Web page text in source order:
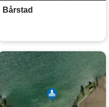
Bårstad